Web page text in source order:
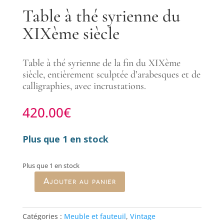
Table à thé syrienne du
XIXème siècle
Table à thé syrienne de la fin du XIXème
siècle, entièrement sculptée d’arabesques et de
calligraphies, avec incrustations.
420.00€
Plus que 1 en stock
Plus que 1 en stock
quantité
Table
Ajouter au panier
Catégories : Meuble et fauteuil, Vintage